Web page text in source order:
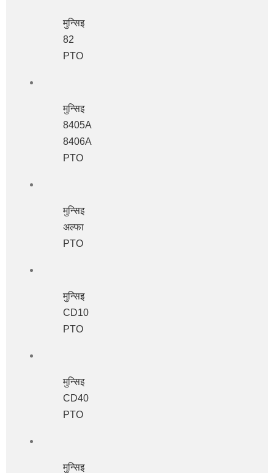
मुन्सिइ
82
PTO
मुन्सिइ
8405A
8406A
PTO
मुन्सिइ
अल्फा
PTO
मुन्सिइ
CD10
PTO
मुन्सिइ
CD40
PTO
मुन्सिइ